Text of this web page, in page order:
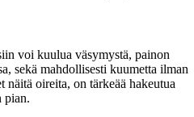
voi kuulua väsymystä, painon
sekä mahdollisesti kuumetta ilman
näitä oireita, on tärkeää hakeutua
pian.